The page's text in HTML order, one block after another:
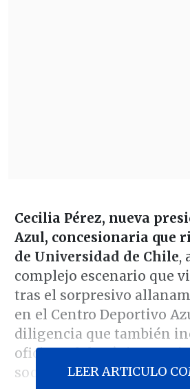
Cecilia Pérez, nueva
Azul, concesionaria que
de Universidad de Chile,
complejo escenario que
tras el sorpresivo
en el Centro Deportivo
diligencia que también
oficinas del máximo
sociedad anónima,
LEER ARTICULO